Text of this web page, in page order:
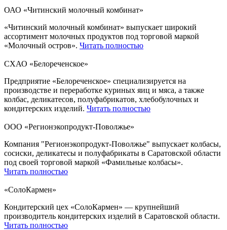
ОАО «Читинский молочный комбинат»
«Читинский молочный комбинат» выпускает широкий
ассортимент молочных продуктов под торговой маркой
«Молочный остров». Читать полностью
СХАО «Белореченское»
Предприятие «Белореченское» специализируется на
производстве и переработке куриных яиц и мяса, а также
колбас, деликатесов, полуфабрикатов, хлебобулочных и
кондитерских изделий. Читать полностью
ООО «Регионэкопродукт-Поволжье»
Компания "Регионэкопродукт-Поволжье" выпускает колбасы,
сосиски, деликатесы и полуфабрикаты в Саратовской области
под своей торговой маркой «Фамильные колбасы».
Читать полностью
«СолоКармен»
Кондитерский цех «СолоКармен» — крупнейший
производитель кондитерских изделий в Саратовской области.
Читать полностью